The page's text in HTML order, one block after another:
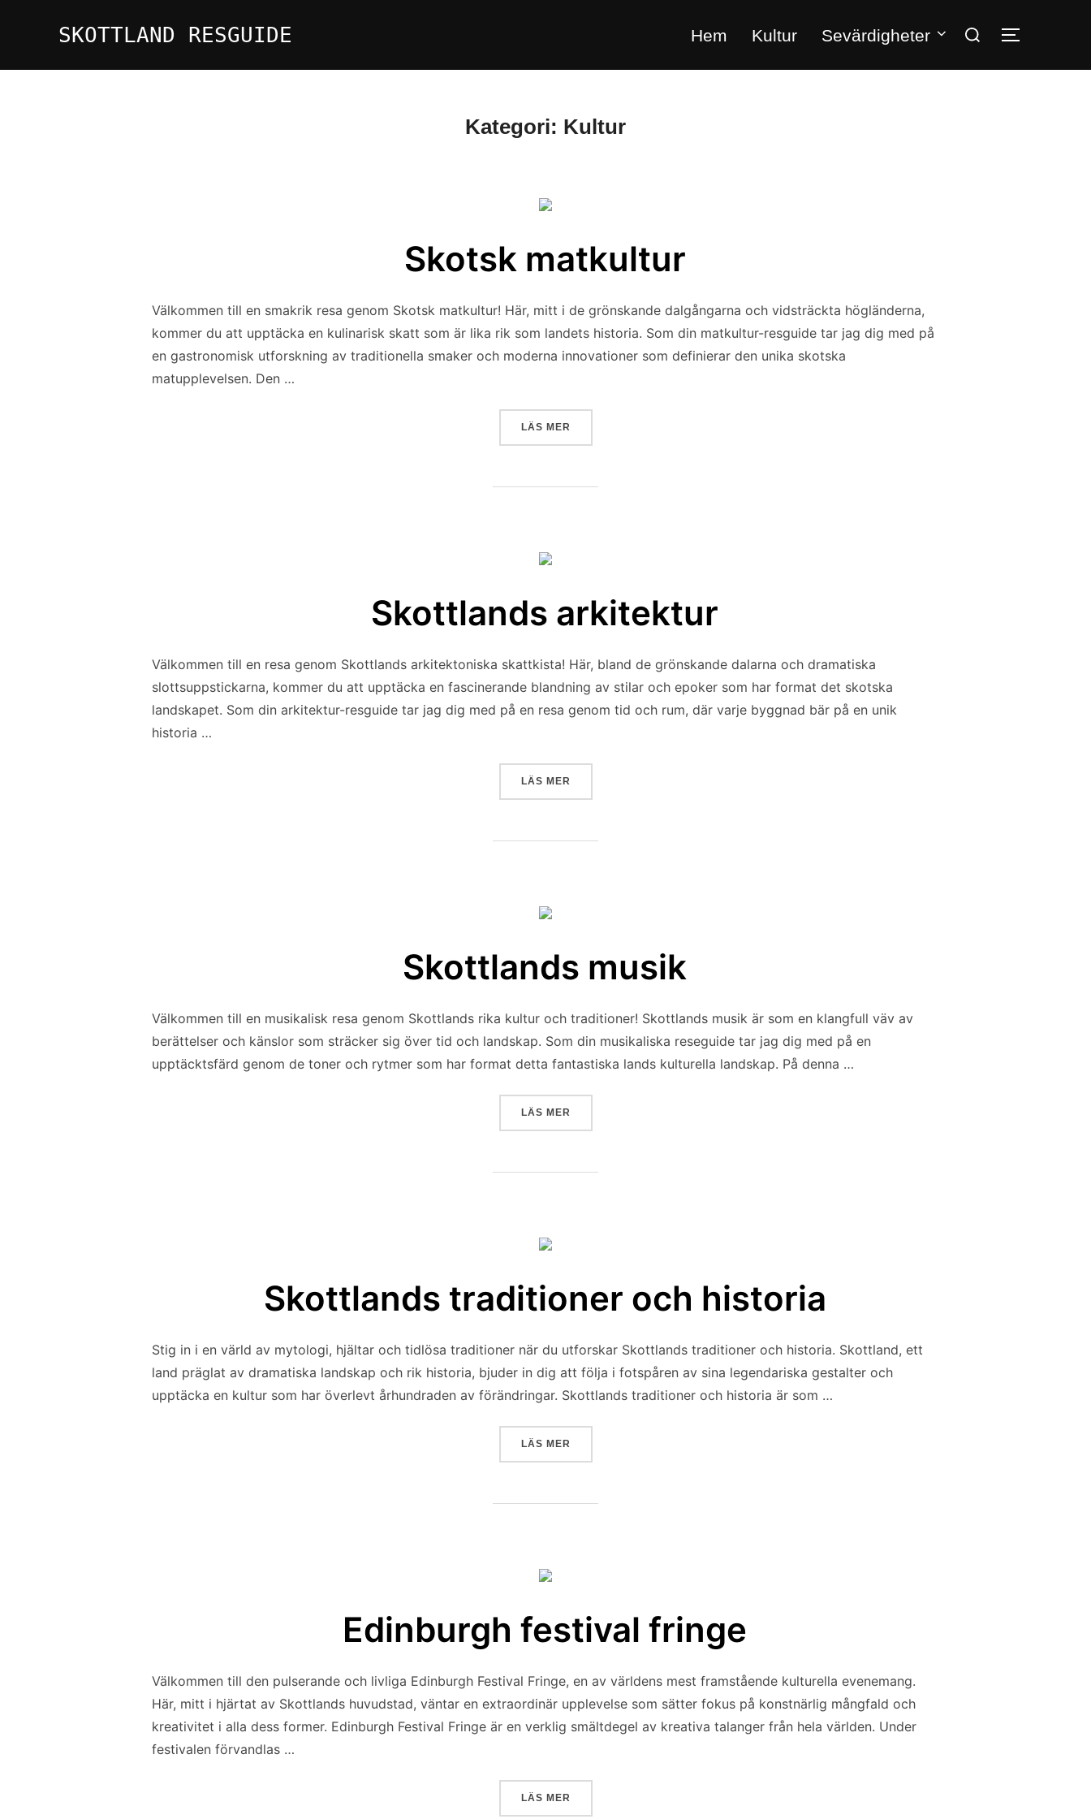
SKOTTLAND RESGUIDE Hem Kultur Sevärdigheter
Sök
SLÅ PÅ/
Kategori: Kultur
Skotsk matkultur
Välkommen till en smakrik resa genom Skotsk matkultur! Här, mitt i de grönskande dalgångarna och vidsträckta högländerna,
kommer du att upptäcka en kulinarisk skatt som är lika rik som landets historia. Som din matkultur-resguide tar jag dig med på
en gastronomisk utforskning av traditionella smaker och moderna innovationer som definierar den unika skotska
matupplevelsen. Den …
LÄS MER
Skottlands arkitektur
Välkommen till en resa genom Skottlands arkitektoniska skattkista! Här, bland de grönskande dalarna och dramatiska
slottsuppstickarna, kommer du att upptäcka en fascinerande blandning av stilar och epoker som har format det skotska
landskapet. Som din arkitektur-resguide tar jag dig med på en resa genom tid och rum, där varje byggnad bär på en unik
historia …
LÄS MER
Skottlands musik
Välkommen till en musikalisk resa genom Skottlands rika kultur och traditioner! Skottlands musik är som en klangfull väv av
berättelser och känslor som sträcker sig över tid och landskap. Som din musikaliska reseguide tar jag dig med på en
upptäcktsfärd genom de toner och rytmer som har format detta fantastiska lands kulturella landskap. På denna …
LÄS MER
Skottlands traditioner och historia
Stig in i en värld av mytologi, hjältar och tidlösa traditioner när du utforskar Skottlands traditioner och historia. Skottland, ett
land präglat av dramatiska landskap och rik historia, bjuder in dig att följa i fotspåren av sina legendariska gestalter och
upptäcka en kultur som har överlevt århundraden av förändringar. Skottlands traditioner och historia är som …
LÄS MER
Edinburgh festival fringe
Välkommen till den pulserande och livliga Edinburgh Festival Fringe, en av världens mest framstående kulturella evenemang.
Här, mitt i hjärtat av Skottlands huvudstad, väntar en extraordinär upplevelse som sätter fokus på konstnärlig mångfald och
kreativitet i alla dess former. Edinburgh Festival Fringe är en verklig smältdegel av kreativa talanger från hela världen. Under
festivalen förvandlas …
LÄS MER